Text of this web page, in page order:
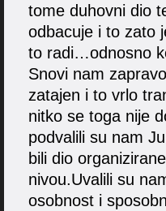
tome duhovni dio
odbacuje i to zato
to radi…odnosno
Snovi nam
zatajen i to vrlo
nitko se toga nije
podvalili su nam
bili dio
nivou.Uvalili su
osobnost i